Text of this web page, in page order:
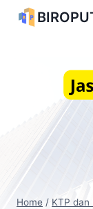
Home / KTP dan